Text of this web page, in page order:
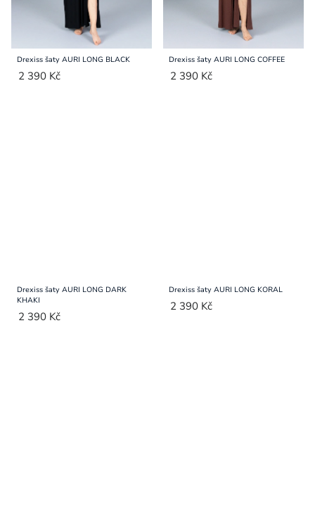
Drexiss šaty AURI LONG BLACK
2 390 Kč
Drexiss šaty AURI LONG COFFEE
2 390 Kč
Drexiss šaty AURI LONG DARK
KHAKI
2 390 Kč
Drexiss šaty AURI LONG KORAL
2 390 Kč